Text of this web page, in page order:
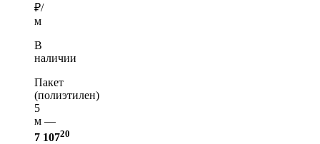
₽/
м
В
наличии
Пакет
(полиэтилен)
5
м —
7 10720